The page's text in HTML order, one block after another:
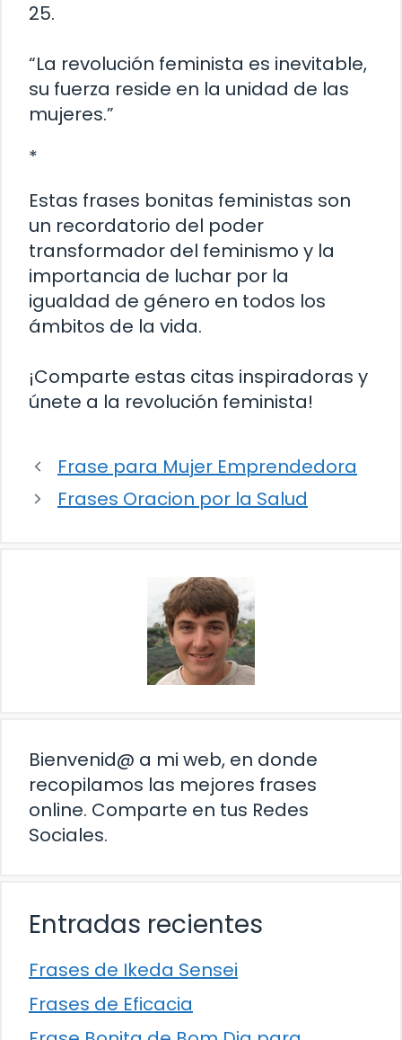
25.
“La revolución feminista es inevitable,
su fuerza reside en la unidad de las
mujeres.”
*
Estas frases bonitas feministas son
un recordatorio del poder
transformador del feminismo y la
importancia de luchar por la
igualdad de género en todos los
ámbitos de la vida.
¡Comparte estas citas inspiradoras y
únete a la revolución feminista!
Frase para Mujer Emprendedora
Frases Oracion por la Salud
Bienvenid@ a mi web, en donde
recopilamos las mejores frases
online. Comparte en tus Redes
Sociales.
Entradas recientes
Frases de Ikeda Sensei
Frases de Eficacia